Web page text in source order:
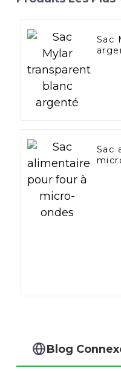
Sac
Sac
Blog